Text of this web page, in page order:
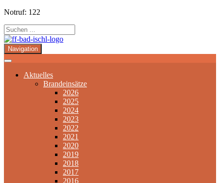
Notruf: 122
Navigation
Aktuelles
Brandeinsätze
2026
2025
2024
2023
2022
2021
2020
2019
2018
2017
2016